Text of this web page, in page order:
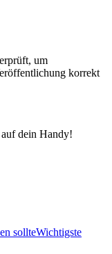
um
korrekt
dein Handy!
sollteWichtigste